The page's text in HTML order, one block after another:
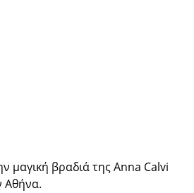
μαγική βραδιά της Anna Calvi
Αθήνα.